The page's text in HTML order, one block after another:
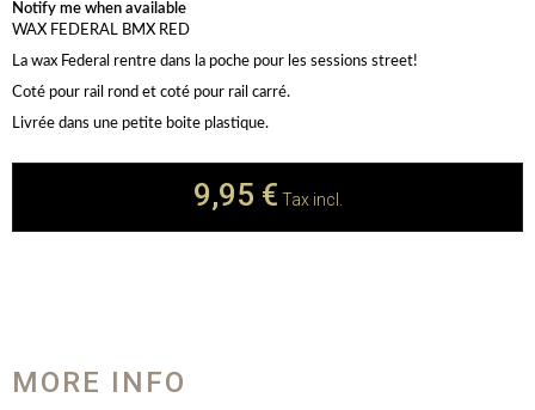
Notify me when available
WAX FEDERAL BMX RED
La wax Federal rentre dans la poche pour les sessions street!
Coté pour rail rond et coté pour rail carré.
Livrée dans une petite boite plastique.
9,95 € Tax incl.
MORE INFO